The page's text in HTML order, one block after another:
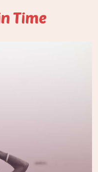
Time